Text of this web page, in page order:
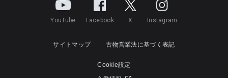
YouTube Facebook X Instagram
サイトマップ 古物営業法に基づく表記
Cookie設定